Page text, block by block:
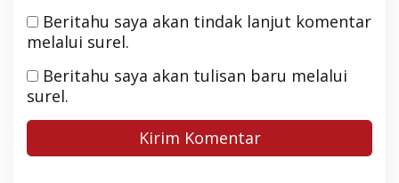
Beritahu saya akan tindak lanjut komentar
melalui surel.
Beritahu saya akan tulisan baru melalui
surel.